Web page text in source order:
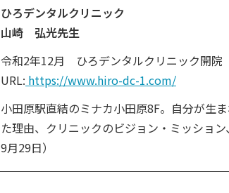
ひろデンタルクリニック
山崎 弘光先生
令和2年12月 ひろデンタルクリニック開院
URL: https://www.hiro-dc-1.com/
小田原駅直結のミナカ小田原8F。自分が生
た理由、クリニックのビジョン・ミッショ
9月29日）